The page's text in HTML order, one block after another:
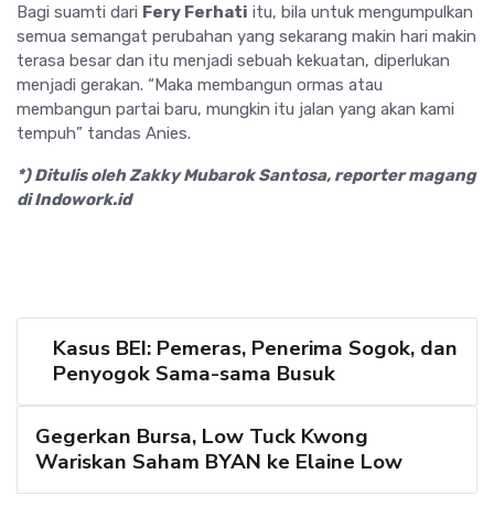
Bagi suamti dari Fery Ferhati itu, bila untuk mengumpulkan
semua semangat perubahan yang sekarang makin hari makin
terasa besar dan itu menjadi sebuah kekuatan, diperlukan
menjadi gerakan. “Maka membangun ormas atau
membangun partai baru, mungkin itu jalan yang akan kami
tempuh” tandas Anies.
*) Ditulis oleh Zakky Mubarok Santosa, reporter magang
di Indowork.id
Kasus BEI: Pemeras, Penerima Sogok, dan
Penyogok Sama-sama Busuk
Gegerkan Bursa, Low Tuck Kwong
Wariskan Saham BYAN ke Elaine Low